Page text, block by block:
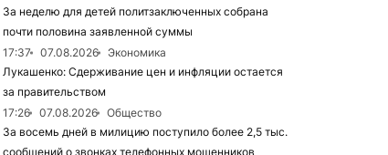
За неделю для детей политзаключенных собрана
почти половина заявленной суммы
17:37
07.08.2026
Экономика
Лукашенко: Сдерживание цен и инфляции остается
за правительством
17:26
07.08.2026
Общество
За восемь дней в милицию поступило более 2,5 тыс.
сообщений о звонках телефонных мошенников